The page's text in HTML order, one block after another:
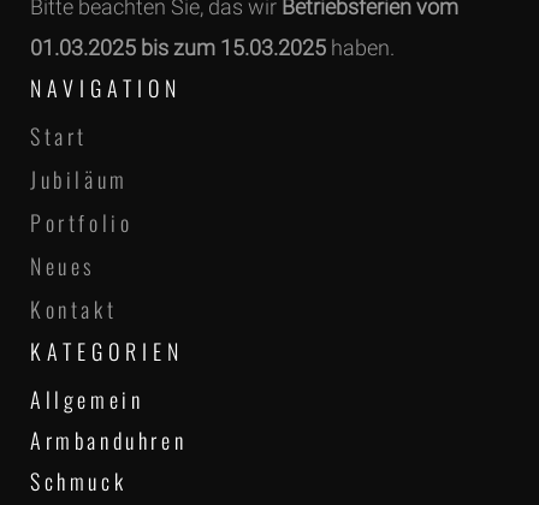
Bitte beachten Sie, das wir Betriebsferien vom
01.03.2025 bis zum 15.03.2025 haben.
NAVIGATION
Start
Jubiläum
Portfolio
Neues
Kontakt
KATEGORIEN
Allgemein
Armbanduhren
Schmuck